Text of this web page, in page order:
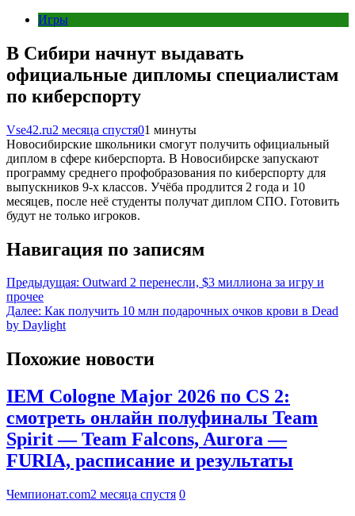
Игры
В Сибири начнут выдавать
официальные дипломы специалистам
по киберспорту
Vse42.ru2 месяца спустя01 минуты
Новосибирские школьники смогут получить официальный
диплом в сфере киберспорта. В Новосибирске запускают
программу среднего профобразования по киберспорту для
выпускников 9-х классов. Учёба продлится 2 года и 10
месяцев, после неё студенты получат диплом СПО. Готовить
будут не только игроков.
Навигация по записям
Предыдущая: Outward 2 перенесли, $3 миллиона за игру и
прочее
Далее: Как получить 10 млн подарочных очков крови в Dead
by Daylight
Похожие новости
IEM Cologne Major 2026 по CS 2:
смотреть онлайн полуфиналы Team
Spirit — Team Falcons, Aurora —
FURIA, расписание и результаты
Чемпионат.com2 месяца спустя 0